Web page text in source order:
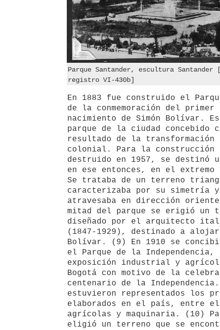
Parque Santander, escultura Santander
registro VI-430b]
En 1883 fue construido el
de la conmemoración del
nacimiento de Simón Bolívar.
parque de la ciudad concebido
resultado de la transformación
colonial. Para la construcción
destruido en 1957, se destinó
en ese entonces, en el
Se trataba de un terreno
caracterizaba por su simetría
atravesaba en dirección
mitad del parque se erigió un
diseñado por el arquitecto
(1847-1929), destinado a
Bolívar. (9) En 1910 se
el Parque de la Independencia,
exposición industrial y
Bogotá con motivo de la
centenario de la
estuvieron representados los
elaborados en el país, entre
agrícolas y maquinaria. (10)
eligió un terreno que se